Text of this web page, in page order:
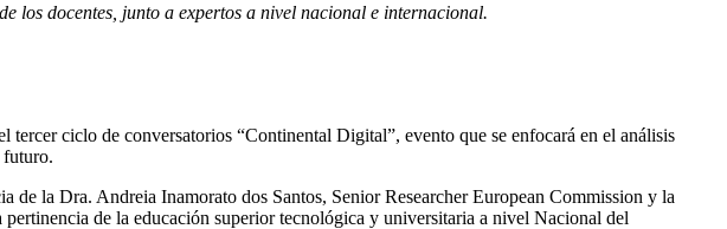
los docentes, junto a expertos a nivel nacional e internacional.
ciclo de conversatorios “Continental Digital”, evento que se enfocará en el análisis
futuro.
la Dra. Andreia Inamorato dos Santos, Senior Researcher European Commission y la
de la educación superior tecnológica y universitaria a nivel Nacional del